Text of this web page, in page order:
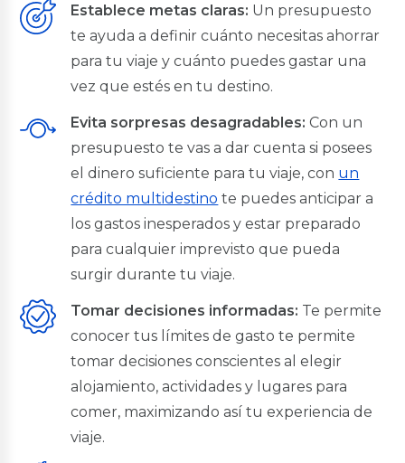
Inversiones Rentaplazos
BGR Rentaplazos
Invierte en Línea
Inversión Preferencial
BGR Invierte
Servicios
Seguros
Transferencias
Pago de servicios
Oportuna Visa Debit
Pago Colegios Militares
Tarjetas de Crédito
Nuestras Tarjetas
Avance de Efectivo
Establece metas claras: Un presupuesto
te ayuda a definir cuánto necesitas ahorrar
para tu viaje y cuánto puedes gastar una
vez que estés en tu destino.
Evita sorpresas desagradables: Con un
presupuesto te vas a dar cuenta si posees
el dinero suficiente para tu viaje, con un
crédito multidestino te puedes anticipar a
los gastos inesperados y estar preparado
para cualquier imprevisto que pueda
surgir durante tu viaje.
Tomar decisiones informadas: Te permite
conocer tus límites de gasto te permite
tomar decisiones conscientes al elegir
alojamiento, actividades y lugares para
comer, maximizando así tu experiencia de
viaje.